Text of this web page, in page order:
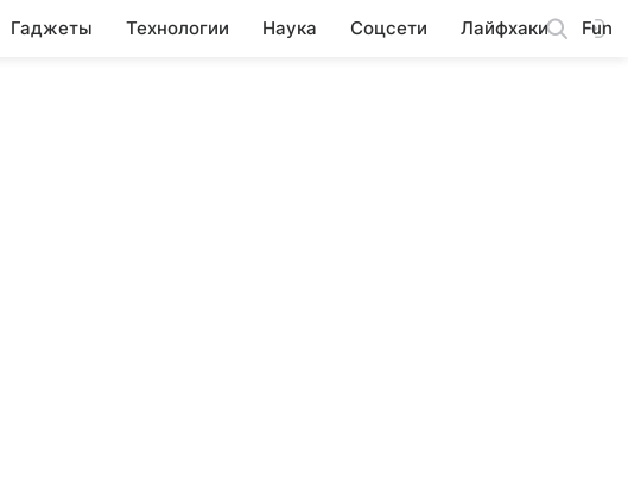
Гаджеты Технологии Наука Соцсети Лайфхаки Fun